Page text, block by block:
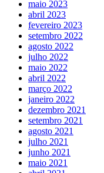
maio 2023
abril 2023
fevereiro 2023
setembro 2022
agosto 2022
julho 2022
maio 2022
abril 2022
março 2022
janeiro 2022
dezembro 2021
setembro 2021
agosto 2021
julho 2021
junho 2021
maio 2021